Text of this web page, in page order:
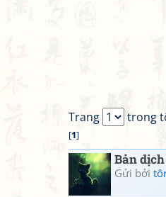
Trang trong
[1]
Bản
Gửi bởi